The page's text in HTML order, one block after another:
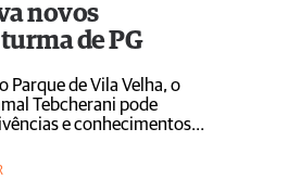
novos
de PG
Parque de Vila Velha, o
Tebcherani pode
e conhecimentos a